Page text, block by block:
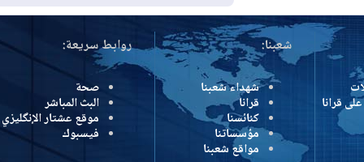
المزيد
شعبنا:
شهداء شعبنا
قرانا
كنائسنا
مؤسساتنا
مواقع شعبنا
روابط سريعة:
صحة
البث المباشر
موقع عشتار الإنگليزي
فيسبوك